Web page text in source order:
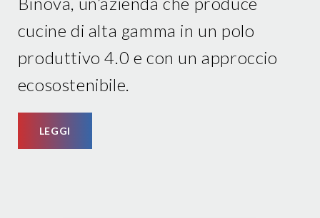
cucine di alta gamma in un polo
produttivo 4.0 e con un approccio
ecosostenibile.
LEGGI